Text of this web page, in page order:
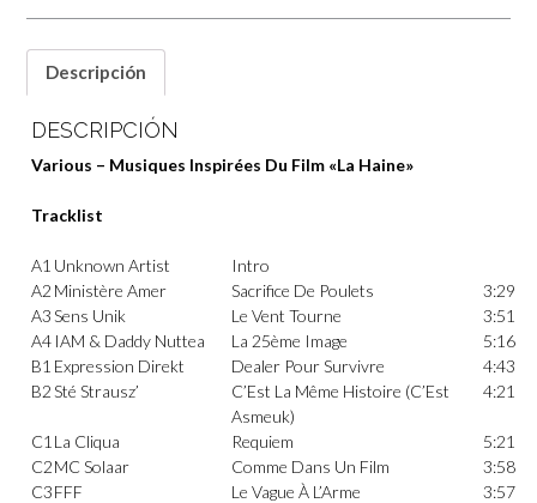
Descripción
DESCRIPCIÓN
Various – Musiques Inspirées Du Film «La Haine»
Tracklist
A1 Unknown Artist
Intro
A2 Ministère Amer Sacrifice De Poulets
3:29
A3Sens Unik Le Vent Tourne
3:51
A4 IAM & Daddy Nuttea La 25ème Image
5:16
B1 Expression Direkt Dealer Pour Survivre
4:43
B2Sté Strausz’
C’Est La Même Histoire (C’Est
Asmeuk)
4:21
C1 La Cliqua Requiem
5:21
C2MC Solaar Comme Dans Un Film
3:58
C3FFF Le Vague À L’Arme
3:57